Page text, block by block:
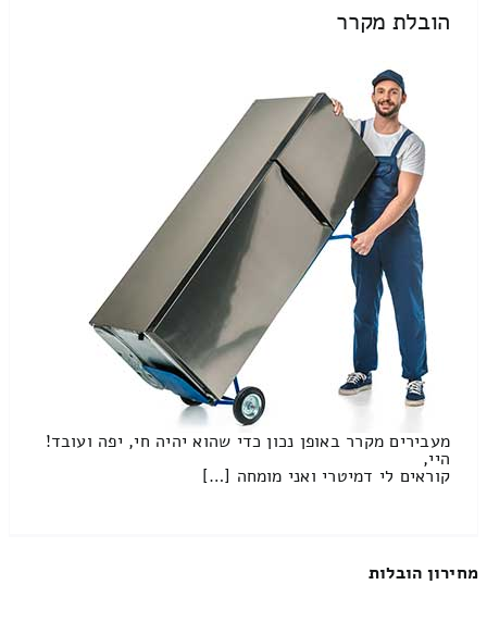
הובלת מקרר
מעבירים מקרר באופן נכון כדי שהוא יהיה חי, יפה ועובד!
היי,
קוראים לי דמיטרי ואני מומחה […]
מחירון הובלות